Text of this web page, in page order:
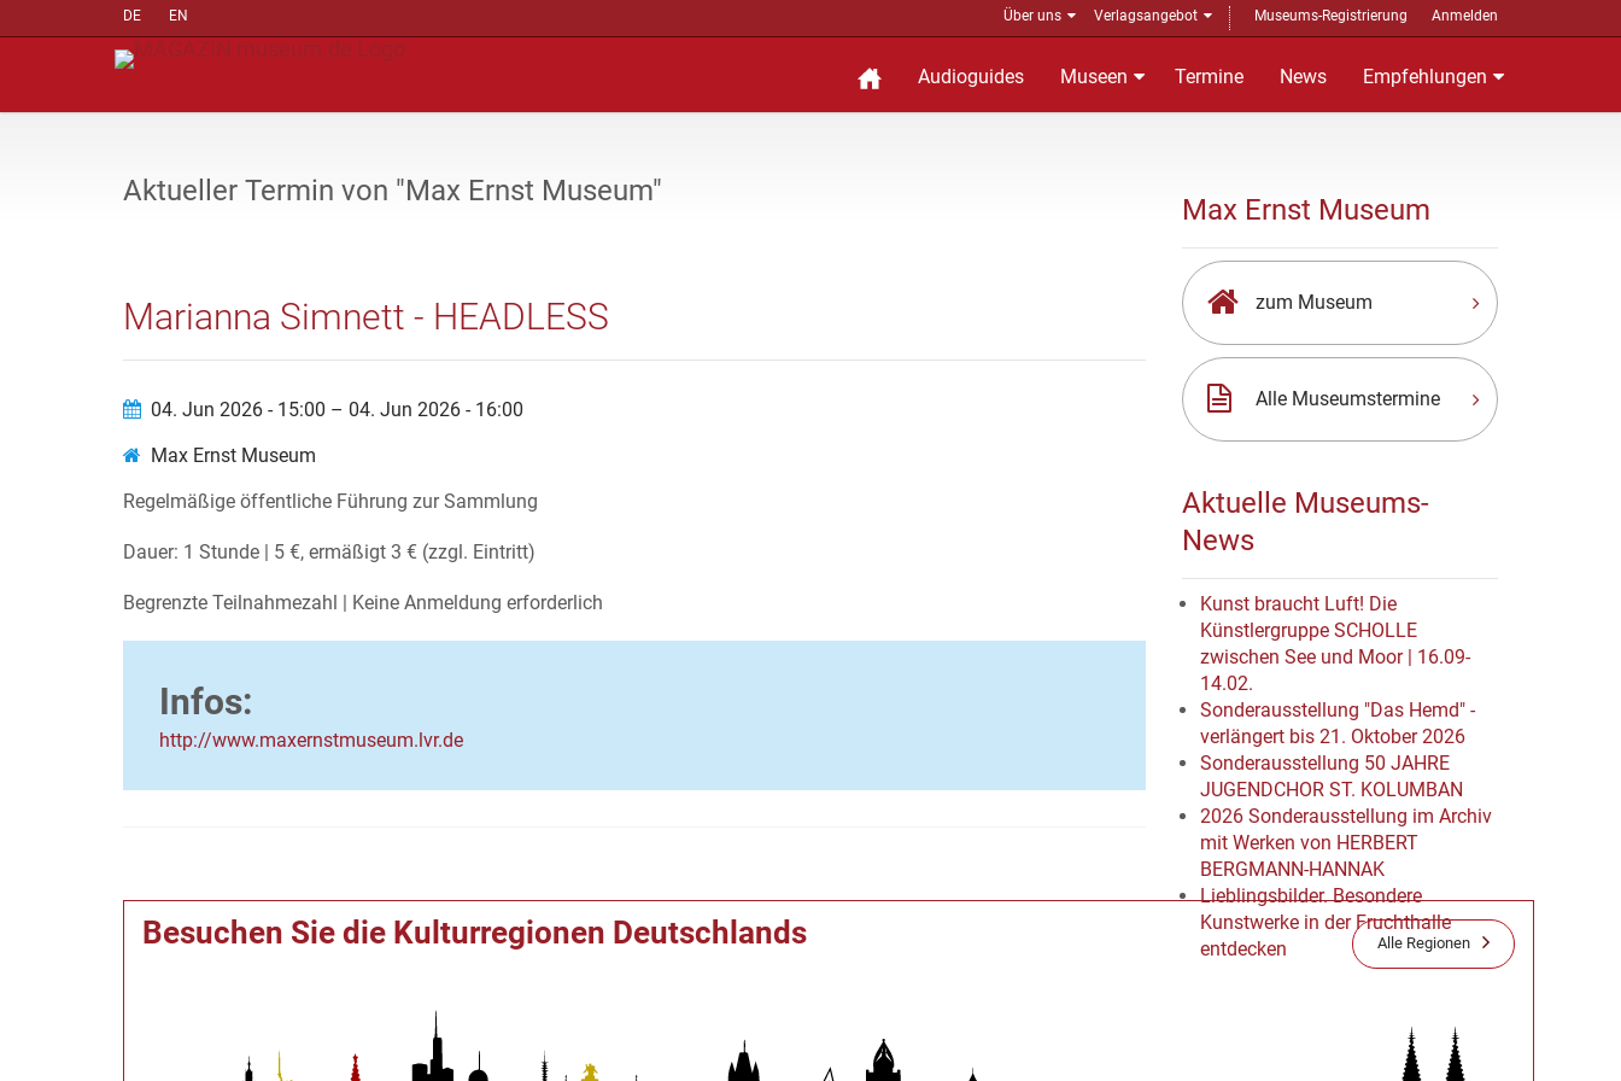
DE EN Über uns Verlagsangebot Museums-Registrierung Anmelden
Audioguides Museen Termine News Empfehlungen
Aktueller Termin von "Max Ernst Museum"
Marianna Simnett - HEADLESS
04. Jun 2026 - 15:00 – 04. Jun 2026 - 16:00
Max Ernst Museum
Regelmäßige öffentliche Führung zur Sammlung
Dauer: 1 Stunde | 5 €, ermäßigt 3 € (zzgl. Eintritt)
Begrenzte Teilnahmezahl | Keine Anmeldung erforderlich
Infos:
http://www.maxernstmuseum.lvr.de
Besuchen Sie die Kulturregionen Deutschlands Alle Regionen
Max Ernst Museum
zum Museum
Alle Museumstermine
Aktuelle Museums-
News
Kunst braucht Luft! Die
Künstlergruppe SCHOLLE
zwischen See und Moor | 16.09-
14.02.
Sonderausstellung "Das Hemd" -
verlängert bis 21. Oktober 2026
Sonderausstellung 50 JAHRE
JUGENDCHOR ST. KOLUMBAN
2026 Sonderausstellung im Archiv
mit Werken von HERBERT
BERGMANN-HANNAK
Lieblingsbilder. Besondere
Kunstwerke in der Fruchthalle
entdecken